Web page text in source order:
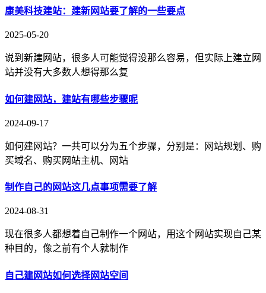
康美科技建站：建新网站要了解的一些要点
2025-05-20
说到新建网站，很多人可能觉得没那么容易，但实际上建立网
站并没有大多数人想得那么复
如何建网站，建站有哪些步骤呢
2024-09-17
如何建网站？一共可以分为五个步骤，分别是：网站规划、购
买域名、购买网站主机、网站
制作自己的网站这几点事项需要了解
2024-08-31
现在很多人都想着自己制作一个网站，用这个网站实现自己某
种目的，像之前有个人就制作
自己建网站如何选择网站空间